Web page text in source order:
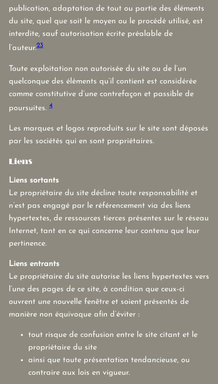
publication, adaptation de tout ou partie des éléments
du site, quel que soit le moyen ou le procédé utilisé, est
interdite, sauf autorisation écrite préalable de
l’auteur.23
Toute exploitation non autorisée du site ou de l’un
quelconque des éléments qu’il contient est considérée
comme constitutive d’une contrefaçon et passible de
poursuites. 4
Les marques et logos reproduits sur le site sont déposés
par les sociétés qui en sont propriétaires.
Liens
Liens sortants
Le propriétaire du site décline toute responsabilité et
n’est pas engagé par le référencement via des liens
hypertextes, de ressources tierces présentes sur le réseau
Internet, tant en ce qui concerne leur contenu que leur
pertinence.
Liens entrants
Le propriétaire du site autorise les liens hypertextes vers
l’une des pages de ce site, à condition que ceux-ci
ouvrent une nouvelle fenêtre et soient présentés de
manière non équivoque afin d’éviter :
tout risque de confusion entre le site citant et le
propriétaire du site
ainsi que toute présentation tendancieuse, ou
contraire aux lois en vigueur.